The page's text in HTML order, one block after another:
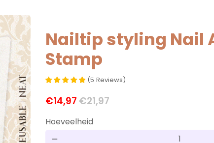
Nailtip styling Nail
Stamp
(5 Reviews)
€14,97€21,97
Hoeveelheid
remove